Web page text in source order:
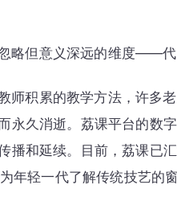
略但意义深远的维度——代
师积累的教学方法，许多
永久消逝。荔课平台的数
播和延续。目前，荔课已
年轻一代了解传统技艺的